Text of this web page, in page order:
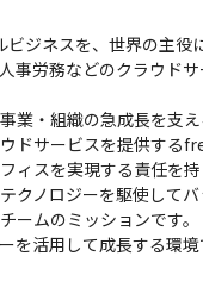
ジネスを、世界の主役
事労務などのクラウド
業・組織の急成長を支
ドサービスを提供する
ィスを実現する責任を持
クノロジーを駆使して
ームのミッションです。
を活用して成長する環